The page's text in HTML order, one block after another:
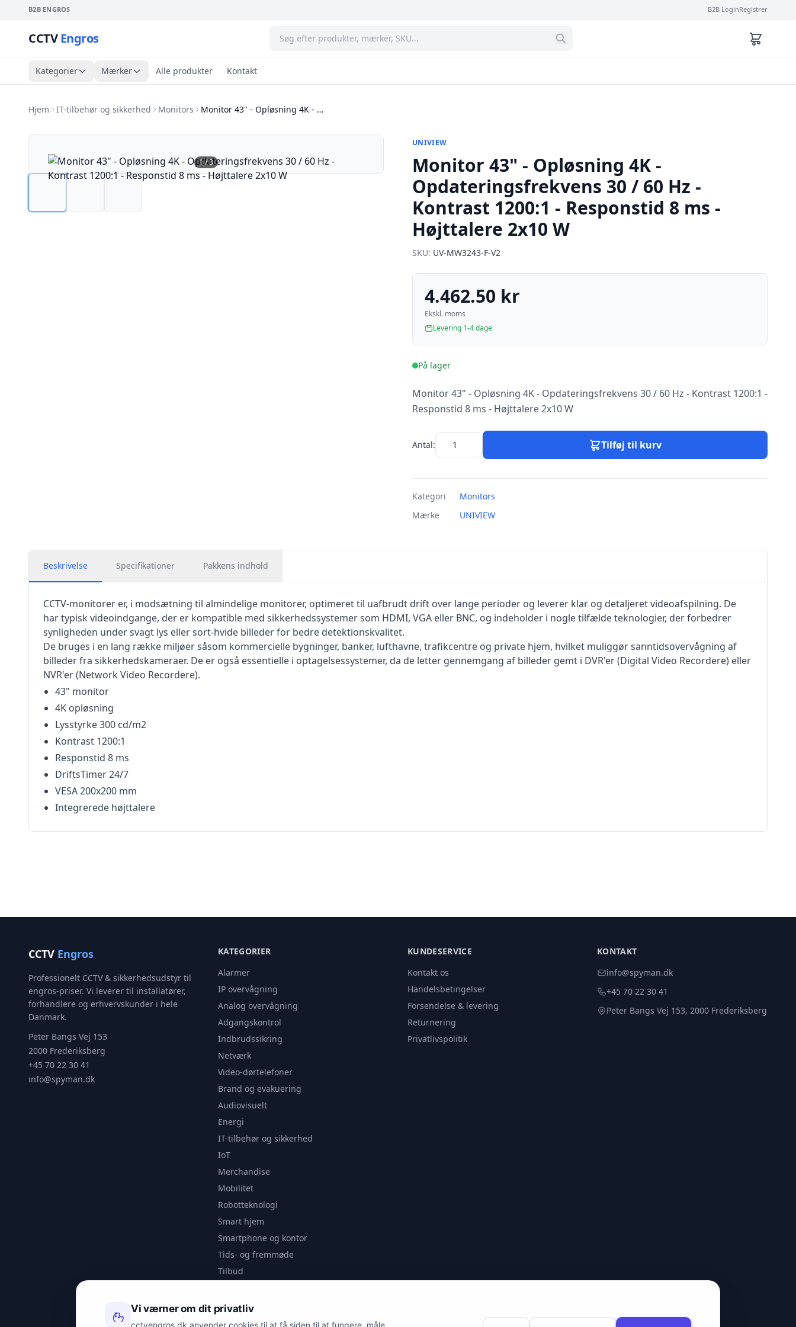
B2B ENGROS B2B LoginRegistrer
CCTVEngros
Kategorier Mærker Alle produkter Kontakt
Hjem IT-tilbehør og sikkerhed Monitors Monitor 43" - Opløsning 4K - …
1/3
UNIVIEW
Monitor 43" - Opløsning 4K -
Opdateringsfrekvens 30 / 60 Hz -
Kontrast 1200:1 - Responstid 8 ms -
Højttalere 2x10 W
SKU: UV-MW3243-F-V2
4.462.50 kr
Ekskl. moms
Levering 1-4 dage
På lager
Monitor 43" - Opløsning 4K - Opdateringsfrekvens 30 / 60 Hz - Kontrast 1200:1 -
Responstid 8 ms - Højttalere 2x10 W
Antal: Tilføj til kurv
Kategori
Monitors
Mærke
UNIVIEW
Beskrivelse Specifikationer Pakkens indhold
CCTV-monitorer er, i modsætning til almindelige monitorer, optimeret til uafbrudt drift over lange perioder og leverer klar og detaljeret videoafspilning. De
har typisk videoindgange, der er kompatible med sikkerhedssystemer som HDMI, VGA eller BNC, og indeholder i nogle tilfælde teknologier, der forbedrer
synligheden under svagt lys eller sort-hvide billeder for bedre detektionskvalitet.
De bruges i en lang række miljøer såsom kommercielle bygninger, banker, lufthavne, trafikcentre og private hjem, hvilket muliggør sanntidsovervågning af
billeder fra sikkerhedskameraer. De er også essentielle i optagelsessystemer, da de letter gennemgang af billeder gemt i DVR'er (Digital Video Recordere) eller
NVR'er (Network Video Recordere).
43" monitor
4K opløsning
Lysstyrke 300 cd/m2
Kontrast 1200:1
Responstid 8 ms
DriftsTimer 24/7
VESA 200x200 mm
Integrerede højttalere
CCTV Engros
Professionelt CCTV & sikkerhedsudstyr til
engros-priser. Vi leverer til installatører,
forhandlere og erhvervskunder i hele
Danmark.
Peter Bangs Vej 153
2000 Frederiksberg
+45 70 22 30 41
info@spyman.dk
KATEGORIER
Alarmer
IP overvågning
Analog overvågning
Adgangskontrol
Indbrudssikring
Netværk
Video-dørtelefoner
Brand og evakuering
Audiovisuelt
Energi
IT-tilbehør og sikkerhed
IoT
Merchandise
Mobilitet
Robotteknologi
Smart hjem
Smartphone og kontor
Tids- og fremmøde
Tilbud
Videoanalyse
Outlet
KUNDESERVICE
Kontakt os
Handelsbetingelser
Forsendelse & levering
Returnering
Privatlivspolitik
KONTAKT
info@spyman.dk
+45 70 22 30 41
Peter Bangs Vej 153, 2000 Frederiksberg
Vi værner om dit privatliv
cctvengros.dk anvender cookies til at få siden til at fungere, måle